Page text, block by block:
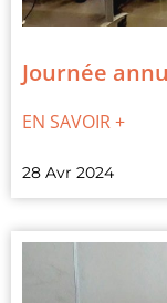
Journée
EN SAVOIR +
28 Avr 2024